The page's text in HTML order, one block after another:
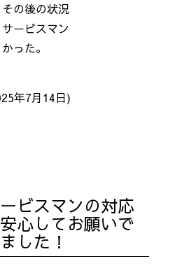
の後の状況
ービスマン
った。
年7月14日)
ビスマンの対応
心してお願いで
した！